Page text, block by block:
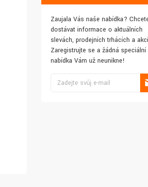
Zaujala Vás naše nabídka?
dostávat informace o aktuálních
slevách, prodejních trhácích a
Zaregistrujte se a žádná speciální
nabídka Vám už neunikne!